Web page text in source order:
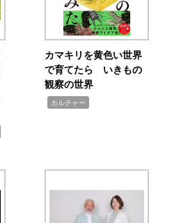
カマキリを黄色い世界
で育てたら いきもの
観察の世界
カルチャー